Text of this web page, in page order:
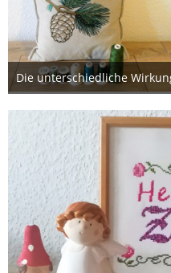
7. Oktober 2019